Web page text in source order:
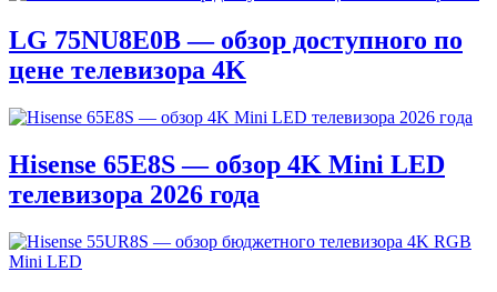
LG 75NU8E0B — обзор доступного по
цене телевизора 4K
Hisense 65E8S — обзор 4K Mini LED
телевизора 2026 года